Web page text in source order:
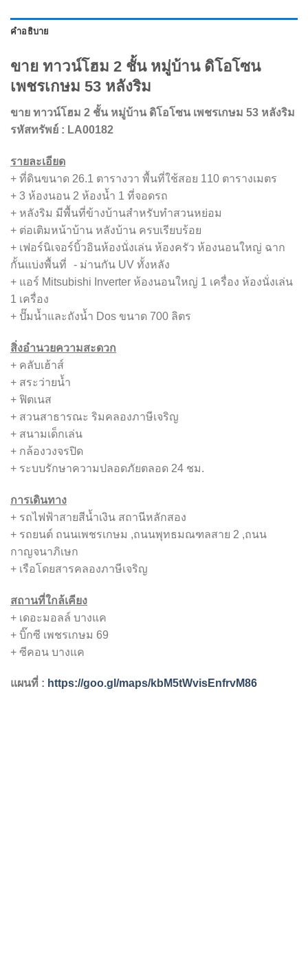
คำอธิบาย
ขาย ทาวน์โฮม 2 ชั้น หมู่บ้าน ดิโอโซน
เพชรเกษม 53 หลังริม
ขาย ทาวน์โฮม 2 ชั้น หมู่บ้าน ดิโอโซน เพชรเกษม 53 หลังริม
รหัสทรัพย์ : LA00182
รายละเอียด
+ ที่ดินขนาด 26.1 ตารางวา พื้นที่ใช้สอย 110 ตารางเมตร
+ 3 ห้องนอน 2 ห้องน้ำ 1 ที่จอดรถ
+ หลังริม มีพื้นที่ข้างบ้านสำหรับทำสวนหย่อม
+ ต่อเติมหน้าบ้าน หลังบ้าน ครบเรียบร้อย
+ เฟอร์นิเจอร์บิ้วอินห้องนั่งเล่น ห้องครัว ห้องนอนใหญ่ ฉาก
กั้นแบ่งพื้นที่ - ม่านกัน UV ทั้งหลัง
+ แอร์ Mitsubishi Inverter ห้องนอนใหญ่ 1 เครื่อง ห้องนั่งเล่น
1 เครื่อง
+ ปั๊มน้ำและถังน้ำ Dos ขนาด 700 ลิตร
สิ่งอำนวยความสะดวก
+ คลับเฮ้าส์
+ สระว่ายน้ำ
+ ฟิตเนส
+ สวนสาธารณะ ริมคลองภาษีเจริญ
+ สนามเด็กเล่น
+ กล้องวงจรปิด
+ ระบบรักษาความปลอดภัยตลอด 24 ชม.
การเดินทาง
+ รถไฟฟ้าสายสีน้ำเงิน สถานีหลักสอง
+ รถยนต์ ถนนเพชรเกษม ,ถนนพุทธมณฑลสาย 2 ,ถนน
กาญจนาภิเษก
+ เรือโดยสารคลองภาษีเจริญ
สถานที่ใกล้เคียง
+ เดอะมอลล์ บางแค
+ บิ๊กซี เพชรเกษม 69
+ ซีคอน บางแค
แผนที่ : https://goo.gl/maps/kbM5tWvisEnfrvM86